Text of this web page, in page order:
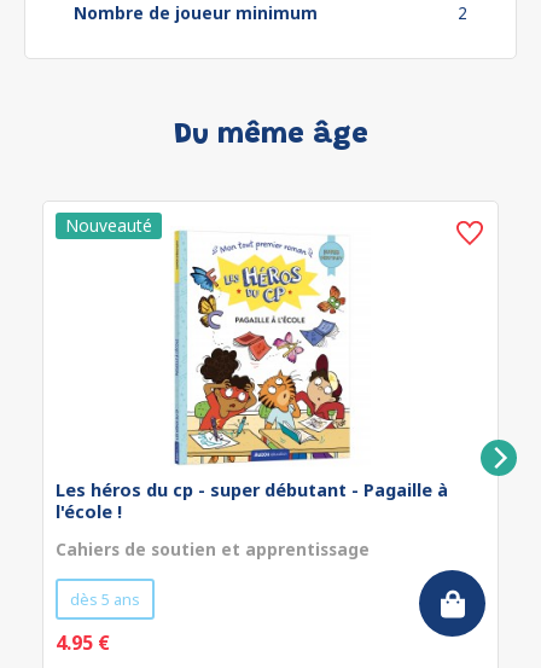
Nombre de joueur minimum
2
Du même âge
Les héros du cp - super débutant - Pagaille à
l'école !
Cahiers de soutien et apprentissage
dès 5 ans
4.95 €